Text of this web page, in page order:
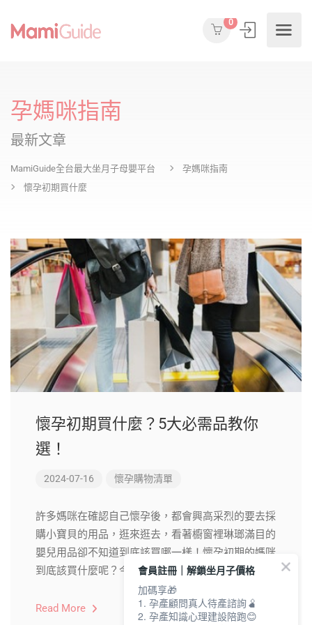
0
孕媽咪指南
最新文章
MamiGuide全台最大坐月子母嬰平台
孕媽咪指南
懷孕初期買什麼
懷孕初期買什麼？5大必需品教你
選！
2024-07-16 懷孕購物清單
許多媽咪在確認自己懷孕後，都會興高采烈的要去採
購小寶貝的用品，逛來逛去，看著櫥窗裡琳瑯滿目的
嬰兒用品卻不知道到底該買哪一樣！懷孕初期的媽咪
到底該買什麼呢？今天就來教你怎麼挑選！
Read More
會員註冊｜解鎖坐月子價格
加碼享🎁
1. 孕產顧問真人待產諮詢🫄
2. 孕產知識心理建設陪跑😊